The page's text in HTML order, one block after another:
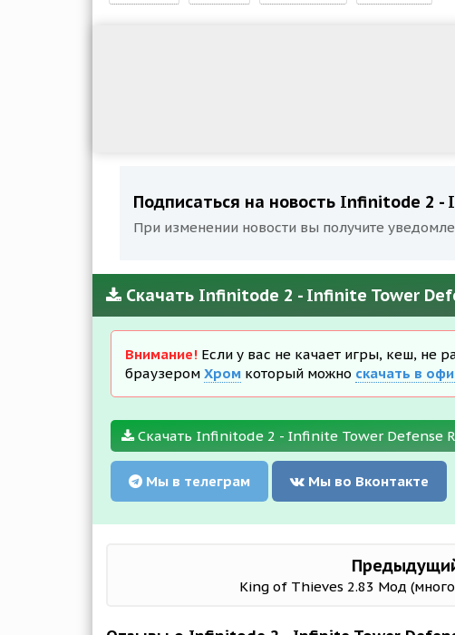
Подписаться на новость Infinitode 2 -
При изменении новости вы получите
Скачать Infinitode 2 - Infinite Tower
Внимание! Если у вас не качает игры, кеш, не
браузером Хром который можно скачать в
Скачать Infinitode 2 - Infinite Tower Defense
Мы в телеграм Мы во Вконтакте
King of Thieves 2.83 Мод